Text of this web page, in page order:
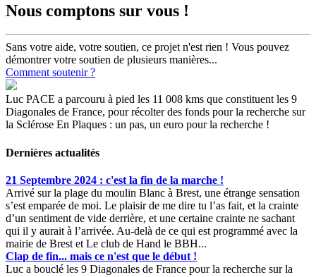
Nous comptons sur vous !
Sans votre aide, votre soutien, ce projet n'est rien ! Vous pouvez
démontrer votre soutien de plusieurs manières...
Comment soutenir ?
Luc PACE a parcouru à pied les 11 008 kms que constituent les 9
Diagonales de France, pour récolter des fonds pour la recherche sur
la Sclérose En Plaques : un pas, un euro pour la recherche !
Dernières actualités
21 Septembre 2024 : c'est la fin de la marche !
Arrivé sur la plage du moulin Blanc à Brest, une étrange sensation
s’est emparée de moi. Le plaisir de me dire tu l’as fait, et la crainte
d’un sentiment de vide derrière, et une certaine crainte ne sachant
qui il y aurait à l’arrivée. Au-delà de ce qui est programmé avec la
mairie de Brest et Le club de Hand le BBH...
Clap de fin... mais ce n'est que le début !
Luc a bouclé les 9 Diagonales de France pour la recherche sur la